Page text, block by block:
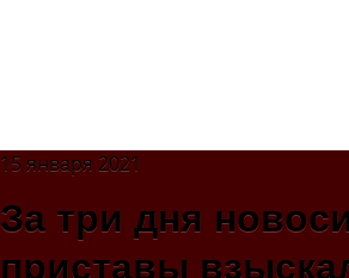
15 января 2021
За три дня
приставы